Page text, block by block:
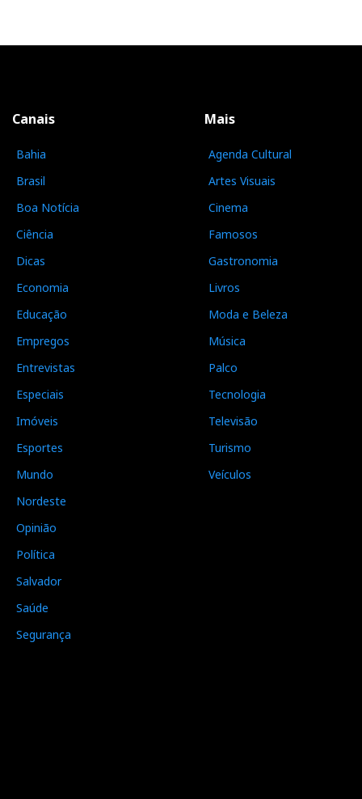
Canais
Bahia
Brasil
Boa Notícia
Ciência
Dicas
Economia
Educação
Empregos
Entrevistas
Especiais
Imóveis
Esportes
Mundo
Nordeste
Opinião
Política
Salvador
Saúde
Segurança
Mais
Agenda Cultural
Artes Visuais
Cinema
Famosos
Gastronomia
Livros
Moda e Beleza
Música
Palco
Tecnologia
Televisão
Turismo
Veículos